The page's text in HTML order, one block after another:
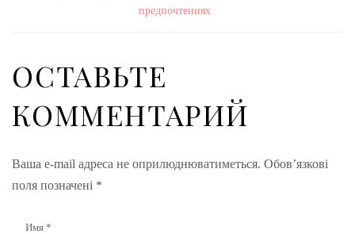
предпочтениях
ОСТАВЬТЕ
КОММЕНТАРИЙ
Ваша e-mail адреса не оприлюднюватиметься. Обов’язкові
поля позначені *